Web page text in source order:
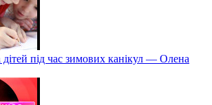
під час зимових канікул — Олена